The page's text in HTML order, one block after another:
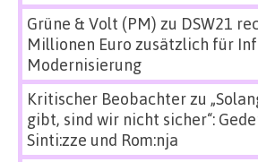
Grüne & Volt (PM) zu DSW21
Millionen Euro zusätzlich für
Modernisierung
Kritischer Beobachterzu
gibt, sind wir nicht sicher“:
Sinti:zze und Rom:nja